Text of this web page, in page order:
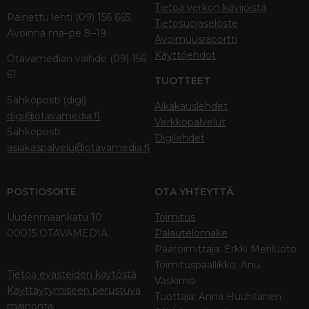
Painettu lehti (09) 156 665
Avoinna ma–pe 8–19
Otavamedian vaihde (09) 156
61
Sähköposti (digi)
digi@otavamedia.fi
Sähköposti
asiakaspalvelu@otavamedia.fi
Tietoa verkon kävijöistä
Tietosuojaseloste
Avoimuusraportti
Käyttöehdot
TUOTTEET
Aikakauslehdet
Verkkopalvelut
Digilehdet
POSTIOSOITE
Uudenmaankatu 10
00015 OTAVAMEDIA
Tietoa evästeiden käytöstä
Käyttäytymiseen perustuva
mainonta
OTA YHTEYTTÄ
Toimitus
Palautelomake
Päätoimittaja: Erkki Meriluoto
Toimituspäällikkö: Anu
Vaskimo
Tuottaja: Anna Huuhtanen